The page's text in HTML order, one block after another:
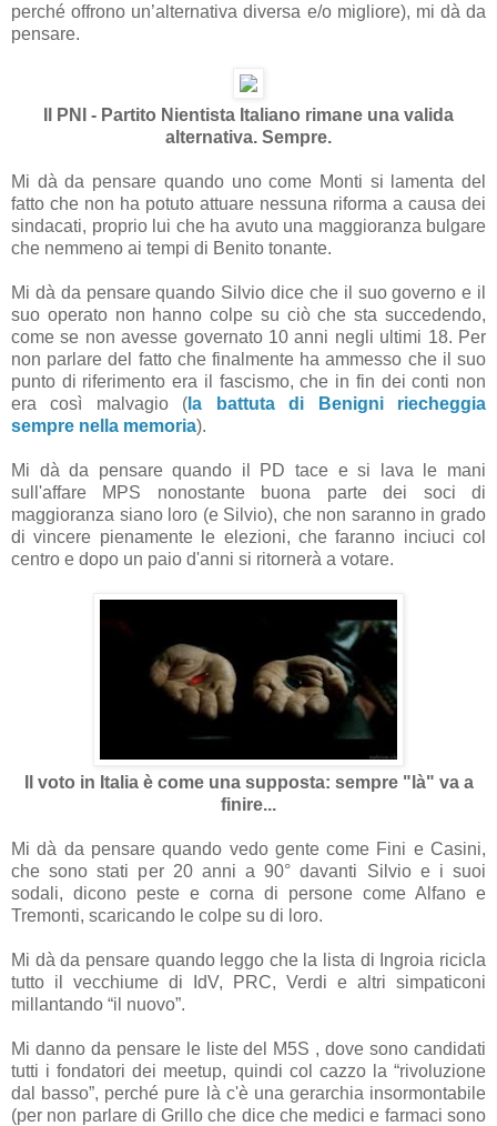
perché offrono un’alternativa diversa e/o migliore), mi dà da
pensare.
Il PNI - Partito Nientista Italiano rimane una valida
alternativa. Sempre.
Mi dà da pensare quando uno come Monti si lamenta del
fatto che non ha potuto attuare nessuna riforma a causa dei
sindacati, proprio lui che ha avuto una maggioranza bulgare
che nemmeno ai tempi di Benito tonante.
Mi dà da pensare quando Silvio dice che il suo governo e il
suo operato non hanno colpe su ciò che sta succedendo,
come se non avesse governato 10 anni negli ultimi 18. Per
non parlare del fatto che finalmente ha ammesso che il suo
punto di riferimento era il fascismo, che in fin dei conti non
era così malvagio ( la battuta di Benigni riecheggia
sempre nella memoria).
Mi dà da pensare quando il PD tace e si lava le mani
sull'affare MPS nonostante buona parte dei soci di
maggioranza siano loro (e Silvio), che non saranno in grado
di vincere pienamente le elezioni, che faranno inciuci col
centro e dopo un paio d'anni si ritornerà a votare.
Il voto in Italia è come una supposta: sempre "là" va a
finire...
Mi dà da pensare quando vedo gente come Fini e Casini,
che sono stati per 20 anni a 90° davanti Silvio e i suoi
sodali, dicono peste e corna di persone come Alfano e
Tremonti, scaricando le colpe su di loro.
Mi dà da pensare quando leggo che la lista di Ingroia ricicla
tutto il vecchiume di IdV, PRC, Verdi e altri simpaticoni
millantando “il nuovo”.
Mi danno da pensare le liste del M5S , dove sono candidati
tutti i fondatori dei meetup, quindi col cazzo la “rivoluzione
dal basso”, perché pure là c'è una gerarchia insormontabile
(per non parlare di Grillo che dice che medici e farmaci sono